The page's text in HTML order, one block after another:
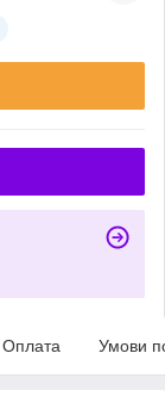
Оплата Умови